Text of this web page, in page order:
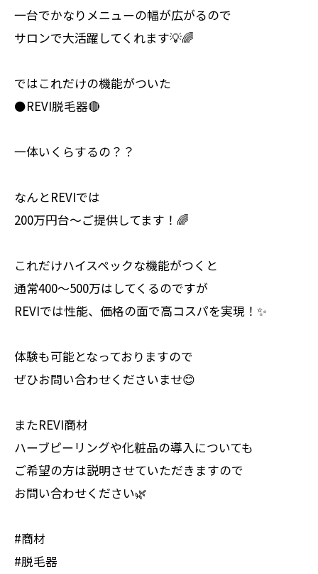
一台でかなりメニューの幅が広がるので
サロンで大活躍してくれます💡🌈
ではこれだけの機能がついた
⚫️REVI脱毛器🔴
一体いくらするの？？
なんとREVIでは
200万円台〜ご提供してます！🌈
これだけハイスペックな機能がつくと
通常400〜500万はしてくるのですが
REVIでは性能、価格の面で高コスパを実現！✨
体験も可能となっておりますので
ぜひお問い合わせくださいませ😊
またREVI商材
ハーブピーリングや化粧品の導入についても
ご希望の方は説明させていただきますので
お問い合わせください🌿
#商材
#脱毛器